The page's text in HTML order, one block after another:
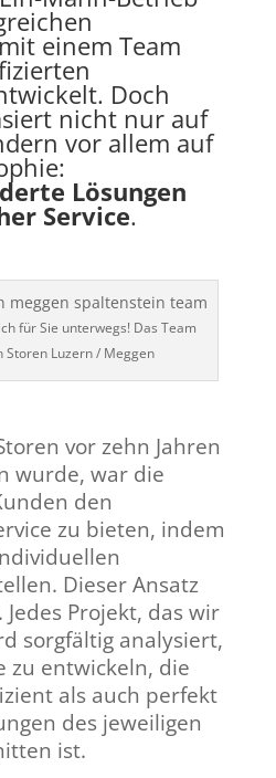
einem Team
Doch
nicht nur auf
vor allem auf
Lösungen
Service.
für Sie unterwegs! Das Team
Storen Luzern / Meggen
vor zehn Jahren
wurde, war die
den
zu bieten, indem
Dieser Ansatz
Projekt, das wir
sorgfältig analysiert,
zu entwickeln, die
als auch perfekt
des jeweiligen
ist.